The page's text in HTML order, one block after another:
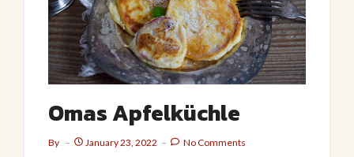
Omas Apfelküchle
By January 23, 2022 No Comments